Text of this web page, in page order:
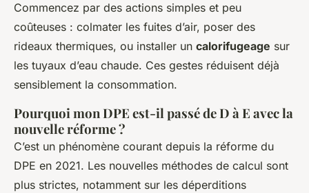
Commencez par des actions simples et peu
coûteuses : colmater les fuites d’air, poser des
rideaux thermiques, ou installer un calorifugeage sur
les tuyaux d’eau chaude. Ces gestes réduisent déjà
sensiblement la consommation.
Pourquoi mon DPE est-il passé de D à E avec la
nouvelle réforme ?
C’est un phénomène courant depuis la réforme du
DPE en 2021. Les nouvelles méthodes de calcul sont
plus strictes, notamment sur les déperditions